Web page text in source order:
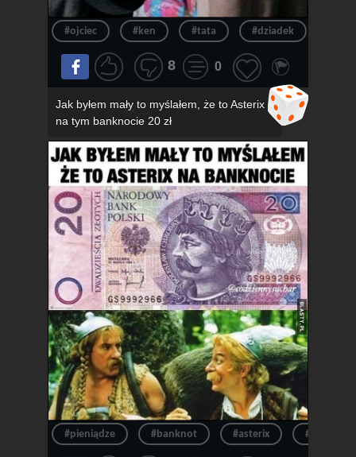
#ojciec #ken #tata #dziadek
8 0
Jak byłem mały to myślałem, że to Asterix
na tym banknocie 20 zł
#pieniądze #banknot #asterix #pieniądz